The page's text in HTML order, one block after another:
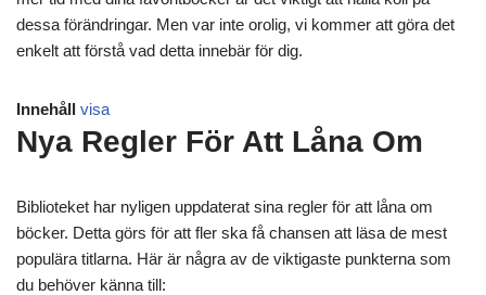
dessa förändringar. Men var inte orolig, vi kommer att göra det
enkelt att förstå vad detta innebär för dig.
Innehåll visa
Nya Regler För Att Låna Om
Biblioteket har nyligen uppdaterat sina regler för att låna om
böcker. Detta görs för att fler ska få chansen att läsa de mest
populära titlarna. Här är några av de viktigaste punkterna som
du behöver känna till: